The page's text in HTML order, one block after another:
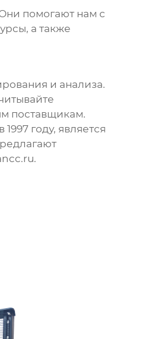
помогают нам с
а также
и анализа.
поставщикам.
году, является
.